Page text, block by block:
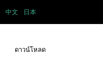
中文 日本
ดาวน์โหลด